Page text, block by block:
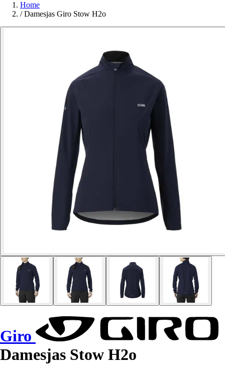
Home
/ Damesjas Giro Stow H2o
Giro
Damesjas Stow H2o